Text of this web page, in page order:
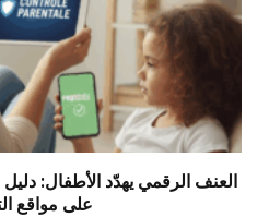
العنف الرقمي يهدّد الأطفال:
على مواقع